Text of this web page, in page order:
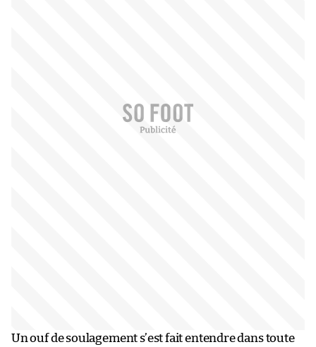
Un ouf de soulagement s’est fait entendre dans toute